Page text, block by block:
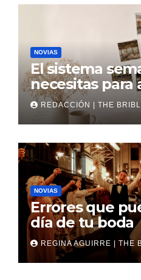
NOVIAS
El sistema
necesitas para
boda
REDACCIÓN | THE
NOVIAS
Errores que
día de tu boda
REGINA AGUIRRE | THE